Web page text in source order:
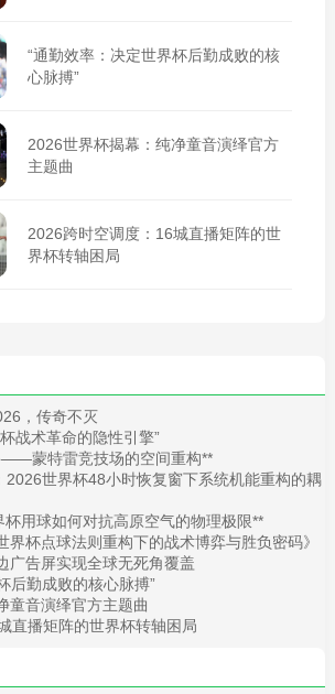
“通勤效率：决定世界杯后勤成败的核
心脉搏”
2026世界杯揭幕：纯净童音演绎官方
主题曲
2026跨时空调度：16城直播矩阵的世
界杯转轴困局
，传奇不灭
战术革命的隐性引擎”
——蒙特雷竞技场的空间重构**
2026世界杯48小时恢复窗下系统机能重构的耦
用球如何对抗高原空气的物理极限**
界杯点球法则重构下的战术博弈与胜负密码》
广告屏实现全球无死角覆盖
后勤成败的核心脉搏”
童音演绎官方主题曲
直播矩阵的世界杯转轴困局